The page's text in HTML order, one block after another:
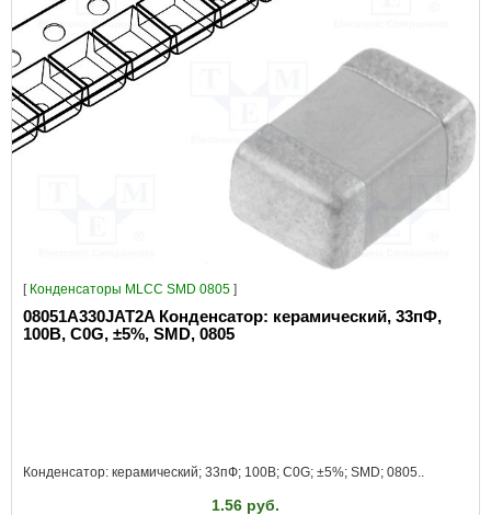
[ Конденсаторы MLCC SMD 0805 ]
08051A330JAT2A Конденсатор: керамический, 33пФ,
100В, C0G, ±5%, SMD, 0805
Конденсатор: керамический; 33пФ; 100В; C0G; ±5%; SMD; 0805..
1.56 руб.